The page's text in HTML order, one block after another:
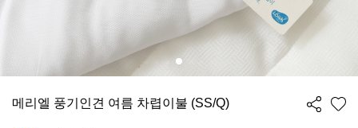
메리엘 풍기인견 여름 차렵이불 (SS/Q)